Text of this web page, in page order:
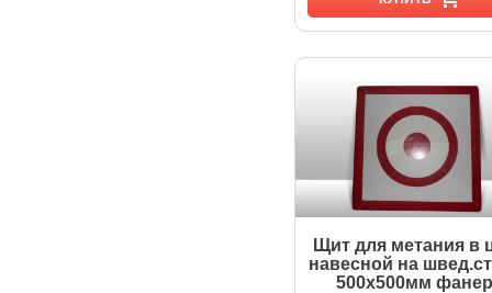
Щит для метания в
навесной на
500х500мм